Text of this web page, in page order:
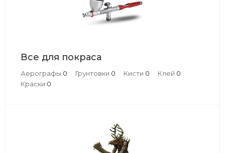
Все для покраса
Аерографы 0 Грунтовки 0 Кисти 0 Клей 0
Краски 0